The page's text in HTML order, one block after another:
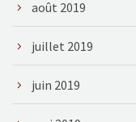
août 2019
juillet 2019
juin 2019